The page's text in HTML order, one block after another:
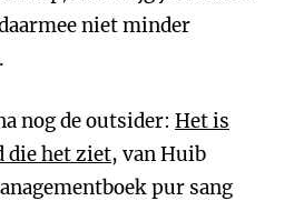
niet minder
nog de outsider: Het is
die het ziet, van Huib
pur sang